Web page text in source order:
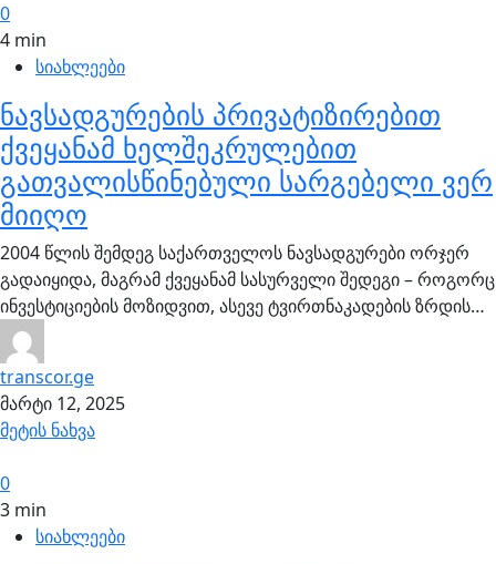
0
4 min
სიახლეები
ნავსადგურების პრივატიზირებით
ქვეყანამ ხელშეკრულებით
გათვალისწინებული სარგებელი ვერ
მიიღო
2004 წლის შემდეგ საქართველოს ნავსადგურები ორჯერ
გადაიყიდა, მაგრამ ქვეყანამ სასურველი შედეგი – როგორც
ინვესტიციების მოზიდვით, ასევე ტვირთნაკადების ზრდის…
transcor.ge
მარტი 12, 2025
მეტის ნახვა
0
3 min
სიახლეები